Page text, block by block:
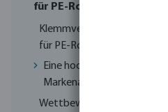
für PE-Rohre
Klemmverschraubungen
für PE-Rohre
Eine hochwertige
Markenalternative
Wettbewerbsfähige